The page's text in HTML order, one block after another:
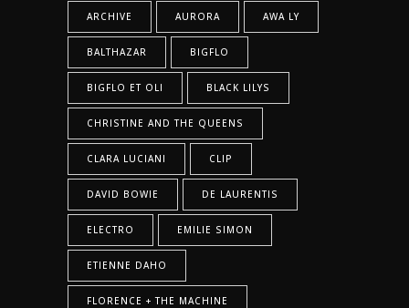
ARCHIVE AURORA AWA LY
BALTHAZAR BIGFLO
BIGFLO ET OLI BLACK LILYS
CHRISTINE AND THE QUEENS
CLARA LUCIANI CLIP
DAVID BOWIE DE LAURENTIS
ELECTRO EMILIE SIMON
ETIENNE DAHO
FLORENCE + THE MACHINE